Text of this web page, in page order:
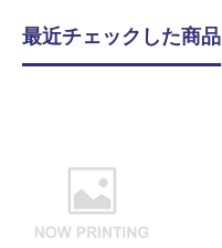
最近チェックした商品